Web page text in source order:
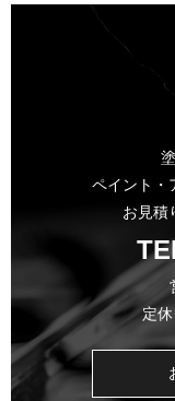
ペイント・
お見積
定